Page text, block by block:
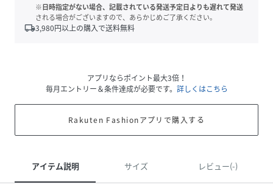
※日時指定がない場合、記載されている発送予定日よりも遅れて発送
される場合がございますので、あらかじめご了承ください。
local_shipping3,980円以上の購入で送料無料
アプリならポイント最大3倍！
毎月エントリー＆条件達成が必要です。 詳しくはこちら
Rakuten Fashionアプリで購入する
アイテム説明 サイズ レビュー(-)